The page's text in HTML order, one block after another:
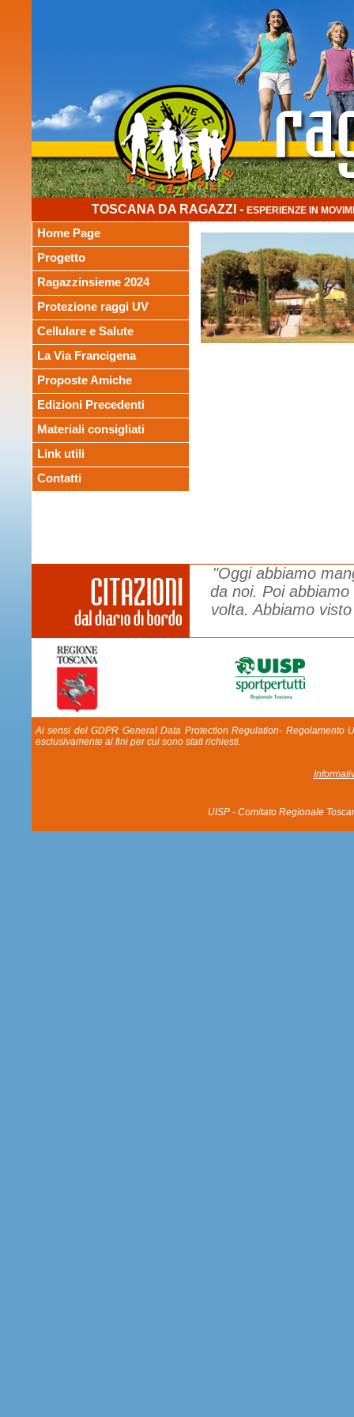
TOSCANA DA RAGAZZI - ESPERIENZE IN
Home Page
Progetto
Ragazzinsieme 2024
Protezione raggi UV
Cellulare e Salute
La Via Francigena
Proposte Amiche
Edizioni Precedenti
Materiali consigliati
Link utili
Contatti
"Oggi abbiamo
da noi. Poi
volta. Abbiamo
Ai sensi del GDPR General Data Protection Regulation- Regolamento
esclusivamente ai fini per cui sono stati richiesti.
UISP - Comitato Regionale